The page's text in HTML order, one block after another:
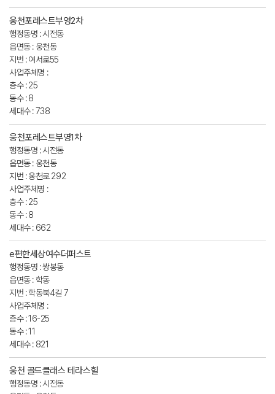
웅천포레스트부영2차
행정동명 : 시전동
읍면동 : 웅천동
지번 : 여서로55
사업주체명 :
층수 : 25
동수 : 8
세대수 : 738
웅천포레스트부영1차
행정동명 : 시전동
읍면동 : 웅천동
지번 : 웅천로 292
사업주체명 :
층수 : 25
동수 : 8
세대수 : 662
e편한세상여수더퍼스트
행정동명 : 쌍봉동
읍면동 : 학동
지번 : 학동북4길 7
사업주체명 :
층수 : 16-25
동수 : 11
세대수 : 821
웅천 골드클래스 테라스힐
행정동명 : 시전동